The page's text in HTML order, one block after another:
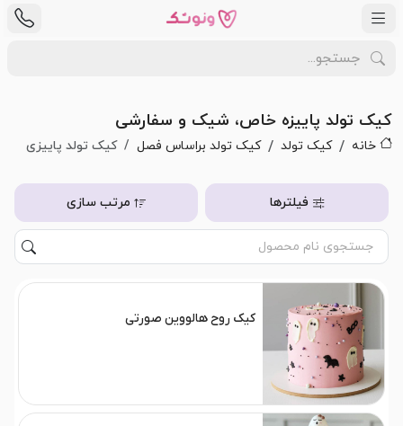
کیک تولد پاییزه خاص، شیک و سفارشی
خانه کیک تولد کیک تولد براساس فصل کیک تولد پاییزی
فیلترها مرتب سازی
کیک روح هالووین صورتی